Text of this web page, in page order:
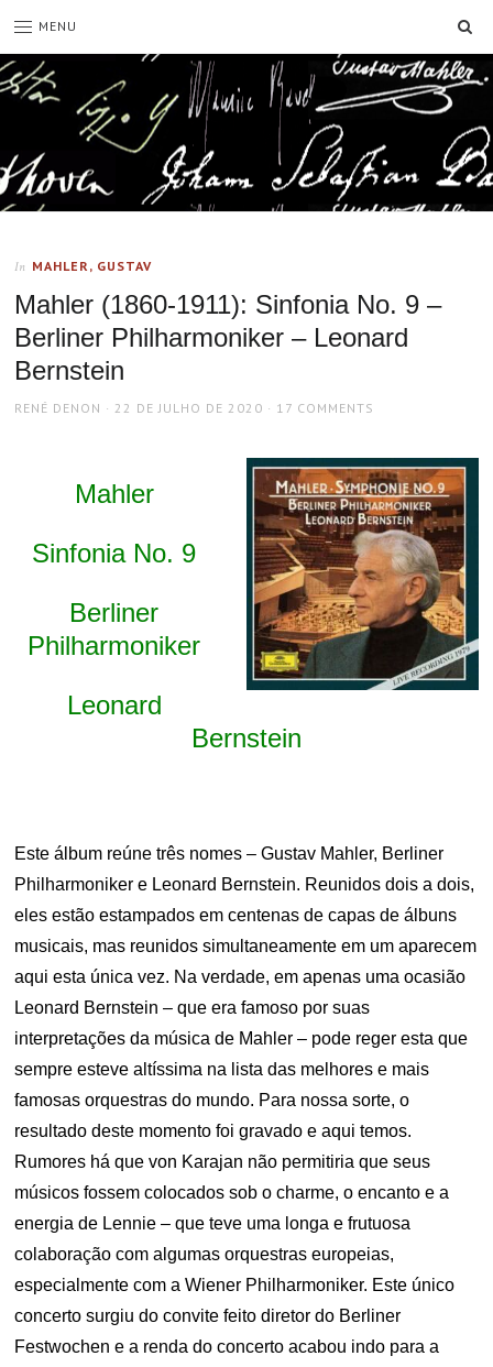
MENU
In MAHLER, GUSTAV
Mahler (1860-1911): Sinfonia No. 9 –
Berliner Philharmoniker – Leonard
Bernstein
AUTHOR
RENÉ DENON
POSTED
22 DE JULHO DE 2020 17 COMMENTS
Mahler
Sinfonia No. 9
Berliner
Philharmoniker
Leonard
Bernstein
Este álbum reúne três nomes – Gustav Mahler, Berliner
Philharmoniker e Leonard Bernstein. Reunidos dois a dois,
eles estão estampados em centenas de capas de álbuns
musicais, mas reunidos simultaneamente em um aparecem
aqui esta única vez. Na verdade, em apenas uma ocasião
Leonard Bernstein – que era famoso por suas
interpretações da música de Mahler – pode reger esta que
sempre esteve altíssima na lista das melhores e mais
famosas orquestras do mundo. Para nossa sorte, o
resultado deste momento foi gravado e aqui temos.
Rumores há que von Karajan não permitiria que seus
músicos fossem colocados sob o charme, o encanto e a
energia de Lennie – que teve uma longa e frutuosa
colaboração com algumas orquestras europeias,
especialmente com a Wiener Philharmoniker. Este único
concerto surgiu do convite feito diretor do Berliner
Festwochen e a renda do concerto acabou indo para a